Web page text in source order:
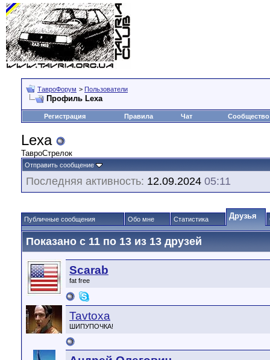
ТавроФорум > Пользователи
Профиль Lexa
Регистрация Правила Чат Сообщество
Lexa
ТавроСтрелок
Отправить сообщение
Последняя активность: 12.09.2024 05:11
Публичные сообщения Обо мне Статистика Друзья
Показано с 11 по 13 из 13 друзей
Scarab
fat free
Tavtoxa
ШИПУПОЧКА!